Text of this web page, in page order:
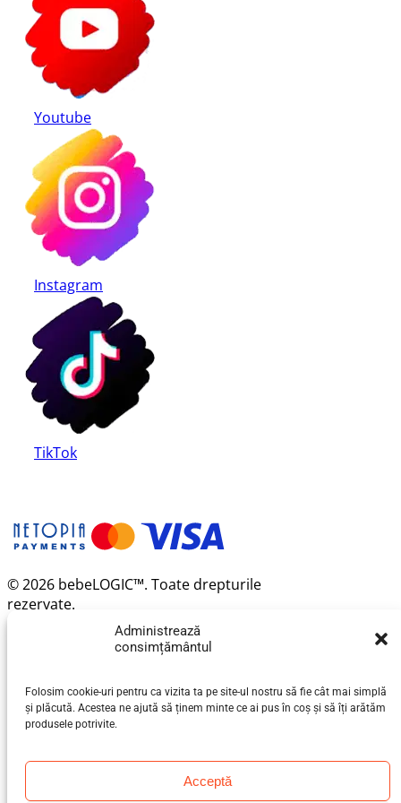
Administrează
consimțământul
Folosim cookie-uri pentru ca vizita ta pe site-ul nostru să fie cât mai simplă
și plăcută. Acestea ne ajută să ținem minte ce ai pus în coș și să îți arătăm
produsele potrivite.
Acceptă
Youtube
Instagram
TikTok
© 2026 bebeLOGIC™. Toate drepturile
rezervate.